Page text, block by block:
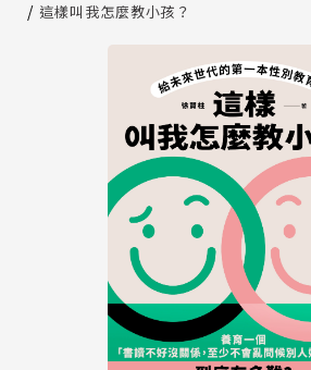
【公告】琅琅讀墨數位閱讀資產
這樣叫我怎麼教小孩？